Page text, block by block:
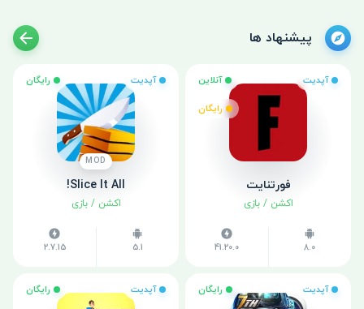
پیشنهاد ها
آپدیت آنلاین
رایگان
فورتنایت
اکشن /بازی
8.0
41.20.0
آپدیت رایگان
MOD
Slice It All!
اکشن /بازی
5.1
2.7.15
آپدیت رایگان آپدیت رایگان